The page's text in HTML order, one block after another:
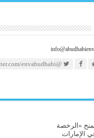
@https://twitter.com/envabudhabi
«الرخصة
الإمارات